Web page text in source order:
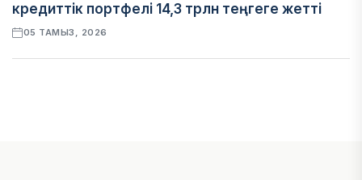
кредиттік портфелі 14,3 трлн теңгеге жетті
05 ТАМЫЗ, 2026